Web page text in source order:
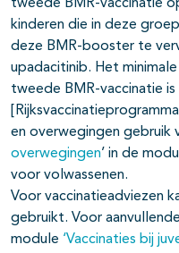
tweede BMR-vaccinatie
kinderen die in deze
deze BMR-booster te
upadacitinib. Het
tweede BMR-vaccinatie is
en overwegingen gebruik
overwegingen’ in de
voor volwassenen.
Voor vaccinatieadviezen
gebruikt. Voor
module ‘Vaccinaties bij